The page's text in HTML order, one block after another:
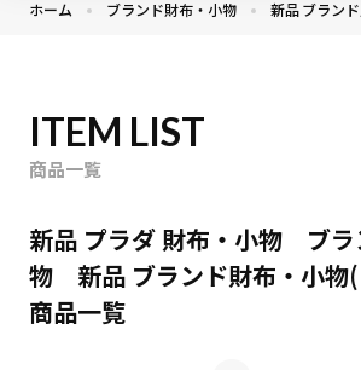
ホーム ブランド財布・小物 新品 ブラン
ITEM LIST
商品一覧
新品 プラダ 財布・小物 ブラ
物 新品 ブランド財布・小物(
商品一覧